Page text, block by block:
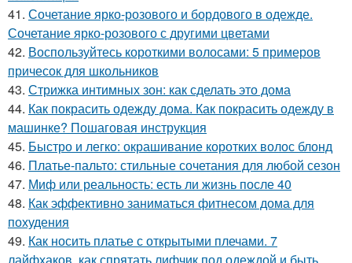
41. Сочетание ярко-розового и бордового в одежде.
Сочетание ярко-розового с другими цветами
42. Воспользуйтесь короткими волосами: 5 примеров
причесок для школьников
43. Стрижка интимных зон: как сделать это дома
44. Как покрасить одежду дома. Как покрасить одежду в
машинке? Пошаговая инструкция
45. Быстро и легко: окрашивание коротких волос блонд
46. Платье-пальто: стильные сочетания для любой сезон
47. Миф или реальность: есть ли жизнь после 40
48. Как эффективно заниматься фитнесом дома для
похудения
49. Как носить платье с открытыми плечами. 7